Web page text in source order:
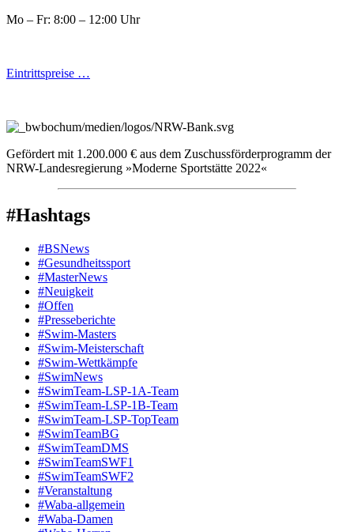
Mo – Fr: 8:00 – 12:00 Uhr
Eintrittspreise …
Gefördert mit 1.200.000 € aus dem Zuschussförderprogramm der
NRW-Landesregierung »Moderne Sportstätte 2022«
#Hashtags
#BSNews
#Gesundheitssport
#MasterNews
#Neuigkeit
#Offen
#Presse­berichte
#Swim-Masters
#Swim-Meister­schaft
#Swim-Wett­kämpfe
#SwimNews
#SwimTeam-LSP-1A-Team
#SwimTeam-LSP-1B-Team
#SwimTeam-LSP-TopTeam
#SwimTeamBG
#SwimTeamDMS
#SwimTeamSWF1
#SwimTeamSWF2
#Veranstaltung
#Waba-allgemein
#Waba-Damen